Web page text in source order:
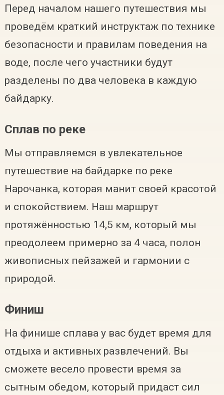
Перед началом нашего путешествия мы
проведём краткий инструктаж по технике
безопасности и правилам поведения на
воде, после чего участники будут
разделены по два человека в каждую
байдарку.
Сплав по реке
Мы отправляемся в увлекательное
путешествие на байдарке по реке
Нарочанка, которая манит своей красотой
и спокойствием. Наш маршрут
протяжённостью 14,5 км, который мы
преодолеем примерно за 4 часа, полон
живописных пейзажей и гармонии с
природой.
Финиш
На финише сплава у вас будет время для
отдыха и активных развлечений. Вы
сможете весело провести время за
сытным обедом, который придаст сил